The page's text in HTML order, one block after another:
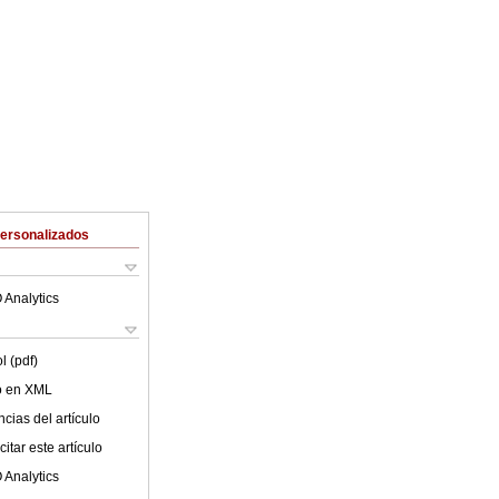
Analytics
(pdf)
en XML
del artículo
este artículo
Analytics